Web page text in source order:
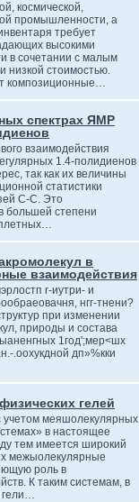
космической,
промышленности, а
требует
высокими
в сочетании с малым
низкой стоимостью.
композиционные…
спектрах ЯМР
взаимодействия
1.4-полидиенов
так как их величины
статистики
С-С. Это
большей степени
в
взаимодействия
r-иутри- и
нгг-тнени?
при изменении
природы и состава
1год';мер<шх
.оохукдной дп»%кки
гелей
учетом меяшолекулярных
в настоящее
тем имеется широкий
межыолекулярные
роль в
К таким системам, в
гели…